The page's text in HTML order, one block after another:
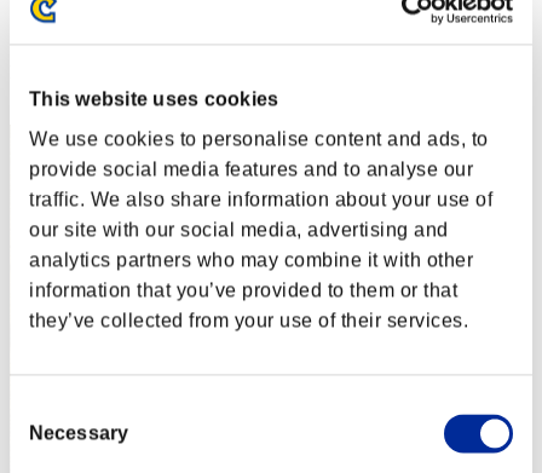
This website uses cookies
We use cookies to personalise content and ads, to
provide social media features and to analyse our
traffic. We also share information about your use of
our site with our social media, advertising and
analytics partners who may combine it with other
information that you’ve provided to them or that
they’ve collected from your use of their services.
Selection
Necessary
スコア: -
2